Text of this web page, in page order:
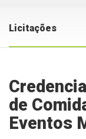
Licitações
de
Eventos